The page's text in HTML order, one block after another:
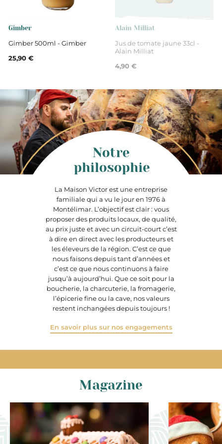
Gimber
Gimber 500ml - Gimber
25,90 €
Alain Milliat
Jus de tomate jaune 33cl -
Alain Milliat
4,90 €
La Maison Victor est une entreprise
familiale qui a vu le jour en 1976 à
Montélimar. L’objectif est clair : vous
proposer des produits locaux, de qualité,
au prix juste et avec un circuit-court c’est
à dire en direct avec les producteurs et
les éleveurs de la région. C’est ce que
nous faisons depuis tant d’années et
c’est ce que nous continuons à faire
jusqu’à aujourd’hui. Que ce soit pour la
boucherie, la charcuterie, la fromagerie,
l’épicerie fine ou la cave, nos valeurs
restent inchangées depuis toujours !
En savoir plus sur nos engagements
Notre
philosophie
Magazine